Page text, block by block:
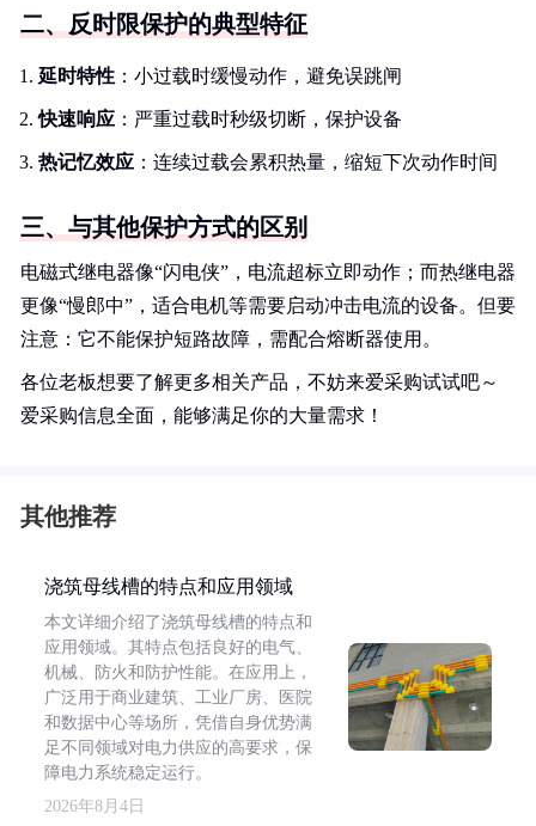
二、反时限保护的典型特征
延时特性 ：小过载时缓慢动作，避免误跳闸
快速响应 ：严重过载时秒级切断，保护设备
热记忆效应 ：连续过载会累积热量，缩短下次动作时间
三、与其他保护方式的区别
电磁式继电器像“闪电侠”，电流超标立即动作；而热继电器
更像“慢郎中”，适合电机等需要启动冲击电流的设备。但要
注意：它不能保护短路故障，需配合熔断器使用。
各位老板想要了解更多相关产品，不妨来爱采购试试吧～
爱采购信息全面，能够满足你的大量需求！
其他推荐
浇筑母线槽的特点和应用领域
本文详细介绍了浇筑母线槽的特点和
应用领域。其特点包括良好的电气、
机械、防火和防护性能。在应用上，
广泛用于商业建筑、工业厂房、医院
和数据中心等场所，凭借自身优势满
足不同领域对电力供应的高要求，保
障电力系统稳定运行。
2026年8月4日